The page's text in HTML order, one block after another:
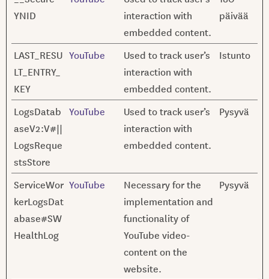
YNID
interaction with
embedded content.
päivää
LAST_RESU
LT_ENTRY_
KEY
YouTube
Used to track user’s
interaction with
embedded content.
Istunto
LogsDatab
aseV2:V#||
LogsReque
stsStore
YouTube
Used to track user’s
interaction with
embedded content.
Pysyvä
ServiceWor
kerLogsDat
abase#SW
HealthLog
YouTube
Necessary for the
implementation and
functionality of
YouTube video-
content on the
website.
Pysyvä